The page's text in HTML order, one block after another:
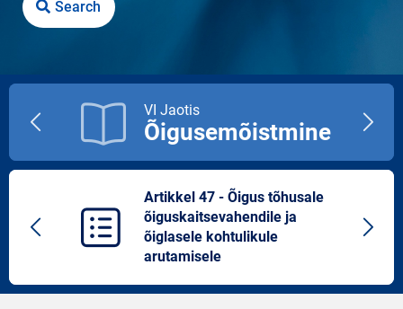
VI Jaotis
Õigusemõistmine
Previous
Artikkel 47 - Õigus tõhusale
õiguskaitsevahendile ja
õiglasele kohtulikule
arutamisele